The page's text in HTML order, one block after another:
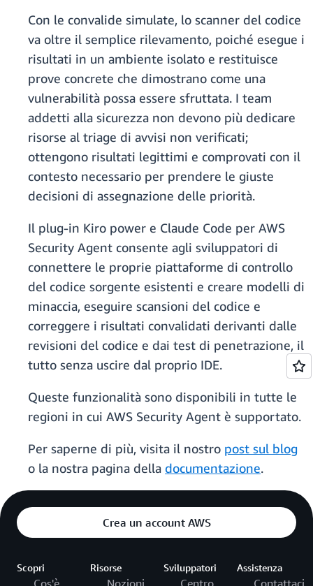
Con le convalide simulate, lo scanner del codice
va oltre il semplice rilevamento, poiché esegue i
risultati in un ambiente isolato e restituisce
prove concrete che dimostrano come una
vulnerabilità possa essere sfruttata. I team
addetti alla sicurezza non devono più dedicare
risorse al triage di avvisi non verificati;
ottengono risultati legittimi e comprovati con il
contesto necessario per prendere le giuste
decisioni di assegnazione delle priorità.
Il plug-in Kiro power e Claude Code per AWS
Security Agent consente agli sviluppatori di
connettere le proprie piattaforme di controllo
del codice sorgente esistenti e creare modelli di
minaccia, eseguire scansioni del codice e
correggere i risultati convalidati derivanti dalle
revisioni del codice e dai test di penetrazione, il
tutto senza uscire dal proprio IDE.
Queste funzionalità sono disponibili in tutte le
regioni in cui AWS Security Agent è supportato.
Per saperne di più, visita il nostro post sul blog
o la nostra pagina della documentazione.
Crea un account AWS
Scopri Risorse Sviluppatori Assistenza